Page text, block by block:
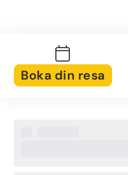
Boka din resa